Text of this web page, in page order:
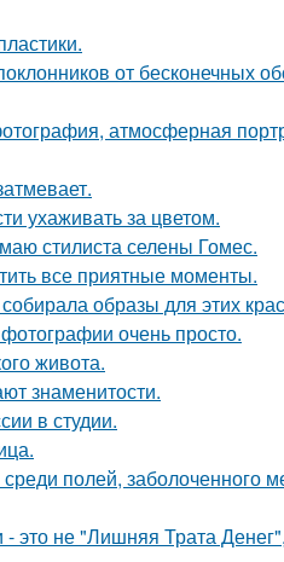
от бесконечных
атмосферная
ухаживать за цветом.
стилиста селены Гомес.
все приятные моменты.
образы для этих
очень просто.
живота.
знаменитости.
в студии.
полей, заболоченного
это не "Лишняя Трата